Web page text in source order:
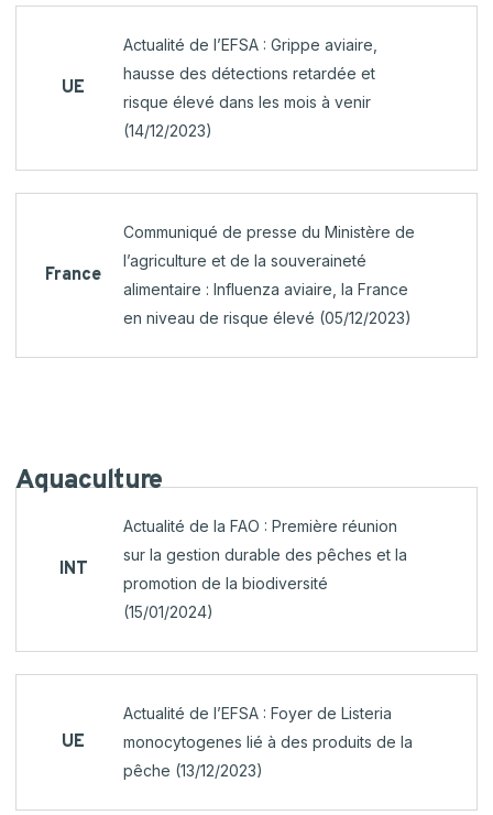
UE
Actualité de l’EFSA : Grippe aviaire,
hausse des détections retardée et
risque élevé dans les mois à venir
(14/12/2023)
France
Communiqué de presse du Ministère de
l’agriculture et de la souveraineté
alimentaire : Influenza aviaire, la France
en niveau de risque élevé (05/12/2023)
Aquaculture
INT
Actualité de la FAO : Première réunion
sur la gestion durable des pêches et la
promotion de la biodiversité
(15/01/2024)
UE
Actualité de l’EFSA : Foyer de Listeria
monocytogenes lié à des produits de la
pêche (13/12/2023)